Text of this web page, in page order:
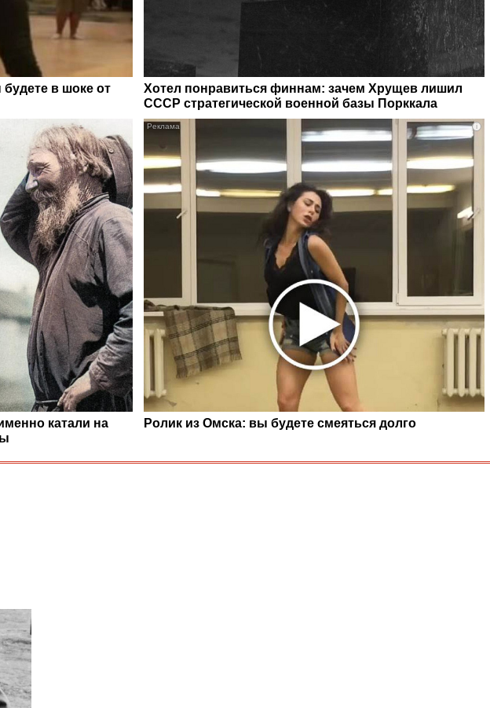
в шоке от
Хотел понравиться финнам: зачем Хрущев лишил
СССР стратегической военной базы Порккала
катали на
i
Ролик из Омска: вы будете смеяться долго